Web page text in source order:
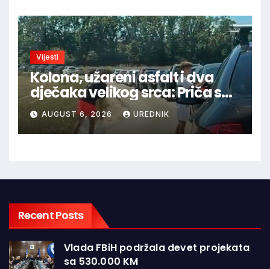
Vijesti
Kolona, užareni asfalt i dva
dječaka velikog srca: Priča s
granice oduševila regiju
AUGUST 6, 2026 UREDNIK
Recent Posts
Vlada FBiH podržala devet projekata
sa 530.000 KM